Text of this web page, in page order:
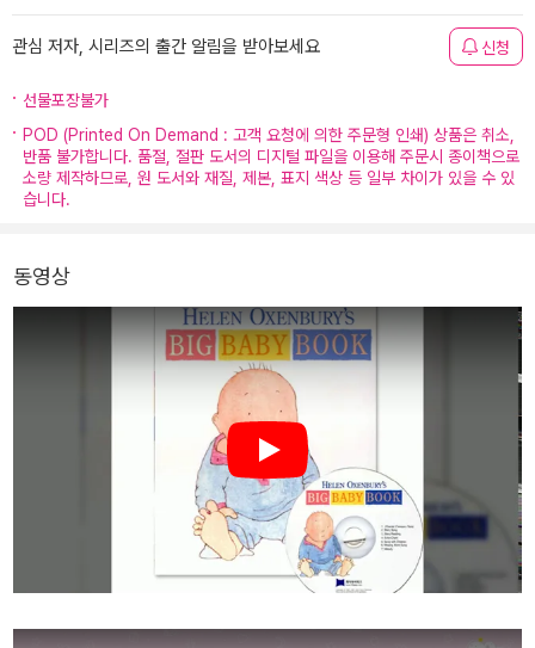
관심 저자, 시리즈의 출간 알림을 받아보세요 신청
선물포장불가
POD (Printed On Demand : 고객 요청에 의한 주문형 인쇄) 상품은 취소,
반품 불가합니다. 품절, 절판 도서의 디지털 파일을 이용해 주문시 종이책으로
소량 제작하므로, 원 도서와 재질, 제본, 표지 색상 등 일부 차이가 있을 수 있
습니다.
동영상
Play